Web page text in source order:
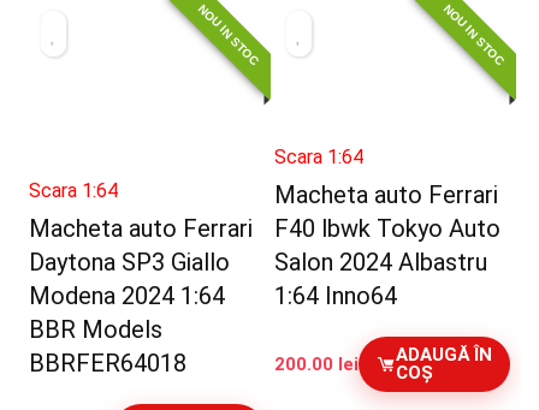
200.00 lei.
175.00 lei.
NOU IN STOC
Scara 1:64
Macheta auto Ferrari
Daytona SP3 Giallo
Modena 2024 1:64
BBR Models
BBRFER64018
NOU IN STOC
Scara 1:64
Macheta auto Ferrari
F40 lbwk Tokyo Auto
Salon 2024 Albastru
1:64 Inno64
200.00 lei
ADAUGĂ ÎN
COȘ